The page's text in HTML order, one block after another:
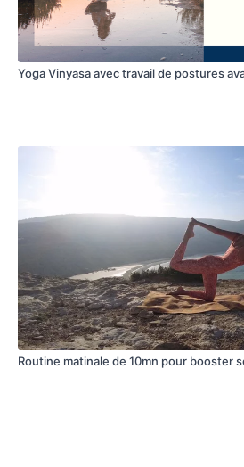
Yoga Vinyasa avec travail de postures
Routine matinale de 10mn pour booster